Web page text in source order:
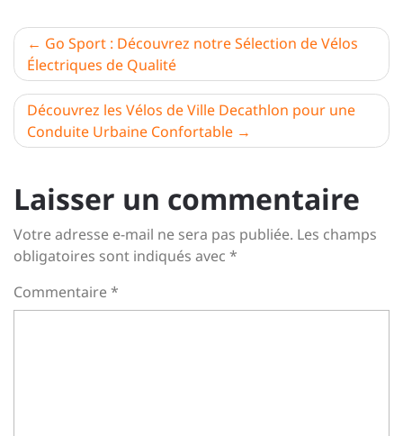
Navigation
de
l’article
Go Sport : Découvrez notre Sélection de Vélos
Électriques de Qualité
Découvrez les Vélos de Ville Decathlon pour une
Conduite Urbaine Confortable
Laisser un commentaire
Votre adresse e-mail ne sera pas publiée. Les champs
obligatoires sont indiqués avec *
Commentaire*